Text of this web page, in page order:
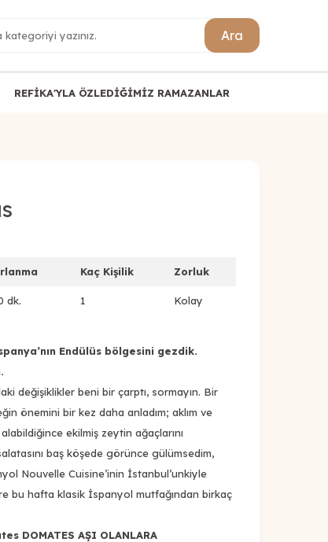
Ara
REFİKA'YLA ÖZLEDİĞİMİZ RAMAZANLAR
Kaç Kişilik Zorluk
dk. 1 Kolay
Endülüs bölgesini gezdik.
değişiklikler beni bir çarptı, sormayın. Bir
önemini bir kez daha anladım; aklım ve
ekilmiş zeytin ağaçlarını
baş köşede görünce gülümsedim,
Nouvelle Cuisine’inin İstanbul’unkiyle
bu hafta klasik İspanyol mutfağından birkaç
DOMATES AŞI OLANLARA